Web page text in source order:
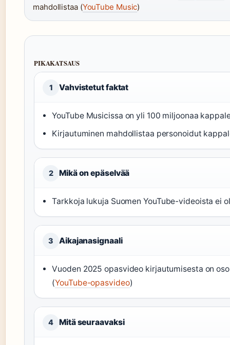
mahdollistaa (YouTube Music)
PIKAKATSAUS
1 Vahvistetut faktat
YouTube Musicissa on yli 100 miljoonaa
Kirjautuminen mahdollistaa personoidut
2 Mikä on epäselvää
Tarkkoja lukuja Suomen YouTube-videoista ei
3 Aikajanasignaali
Vuoden 2025 opasvideo kirjautumisesta on
(YouTube-opasvideo)
4 Mitä seuraavaksi